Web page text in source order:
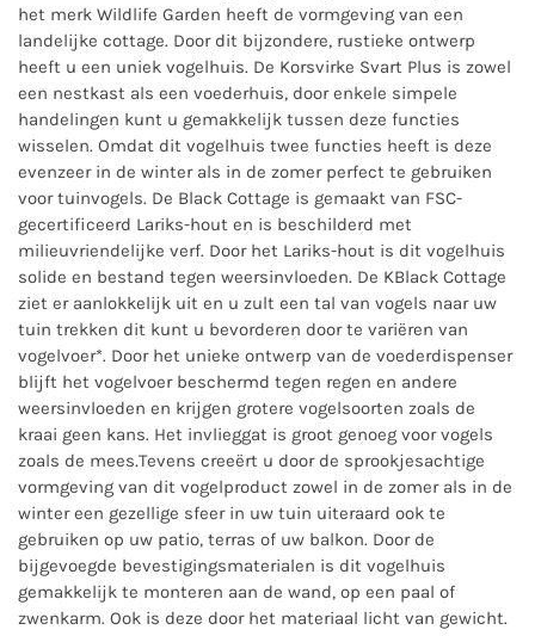
het merk Wildlife Garden heeft de vormgeving van een
landelijke cottage. Door dit bijzondere, rustieke ontwerp
heeft u een uniek vogelhuis. De Korsvirke Svart Plus is zowel
een nestkast als een voederhuis, door enkele simpele
handelingen kunt u gemakkelijk tussen deze functies
wisselen. Omdat dit vogelhuis twee functies heeft is deze
evenzeer in de winter als in de zomer perfect te gebruiken
voor tuinvogels. De Black Cottage is gemaakt van FSC-
gecertificeerd Lariks-hout en is beschilderd met
milieuvriendelijke verf. Door het Lariks-hout is dit vogelhuis
solide en bestand tegen weersinvloeden. De KBlack Cottage
ziet er aanlokkelijk uit en u zult een tal van vogels naar uw
tuin trekken dit kunt u bevorderen door te variëren van
vogelvoer*. Door het unieke ontwerp van de voederdispenser
blijft het vogelvoer beschermd tegen regen en andere
weersinvloeden en krijgen grotere vogelsoorten zoals de
kraai geen kans. Het invlieggat is groot genoeg voor vogels
zoals de mees.Tevens creeërt u door de sprookjesachtige
vormgeving van dit vogelproduct zowel in de zomer als in de
winter een gezellige sfeer in uw tuin uiteraard ook te
gebruiken op uw patio, terras of uw balkon. Door de
bijgevoegde bevestigingsmaterialen is dit vogelhuis
gemakkelijk te monteren aan de wand, op een paal of
zwenkarm. Ook is deze door het materiaal licht van gewicht.